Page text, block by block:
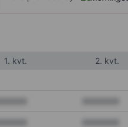
1. kvt. 2. kvt.